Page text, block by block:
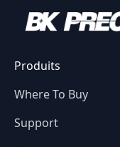
Produits
Where To Buy
Support